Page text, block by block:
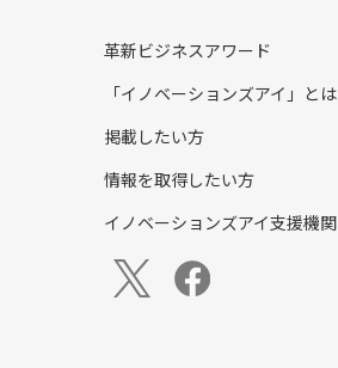
革新ビジネスアワード
「イノベーションズアイ」とは
掲載したい方
情報を取得したい方
イノベーションズアイ支援機関